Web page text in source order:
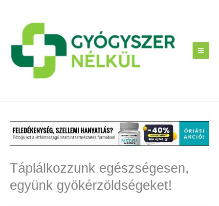
Táplálkozzunk egészségesen,
együnk gyökérzöldségeket!